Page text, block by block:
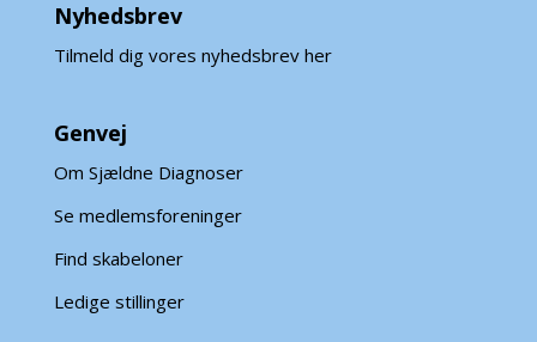
Nyhedsbrev
Tilmeld dig vores nyhedsbrev her
Genvej
Om Sjældne Diagnoser
Se medlemsforeninger
Find skabeloner
Ledige stillinger